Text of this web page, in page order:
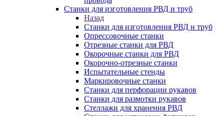
Станки для изготовления РВД и труб
Назад
Станки для изготовления РВД и труб
Опрессовочные станки
Отрезные станки для РВД
Окорочные станки для РВД
Окорочно-отрезные станки
Испытательные стенды
Маркировочные станки
Станки для перфорации рукавов
Станки для размотки рукавов
Стеллажи для хранения РВД